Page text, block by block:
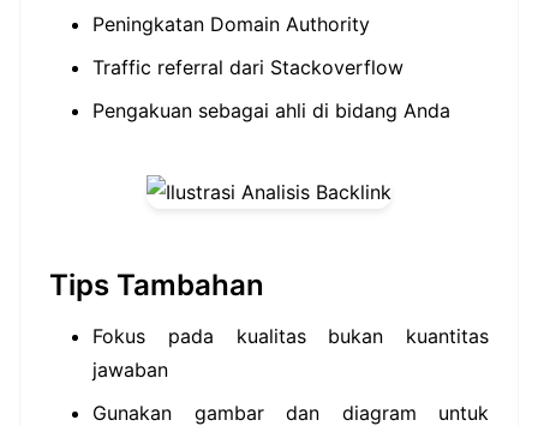
Peningkatan Domain Authority
Traffic referral dari Stackoverflow
Pengakuan sebagai ahli di bidang Anda
Tips Tambahan
Fokus pada kualitas bukan kuantitas
jawaban
Gunakan gambar dan diagram untuk